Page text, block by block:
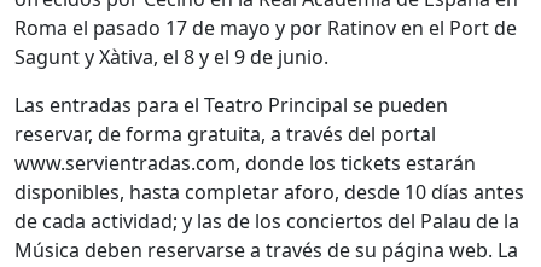
Roma el pasado 17 de mayo y por Ratinov en el Port de
Sagunt y Xàtiva, el 8 y el 9 de junio.
Las entradas para el Teatro Principal se pueden
reservar, de forma gratuita, a través del portal
www.servientradas.com, donde los tickets estarán
disponibles, hasta completar aforo, desde 10 días antes
de cada actividad; y las de los conciertos del Palau de la
Música deben reservarse a través de su página web. La